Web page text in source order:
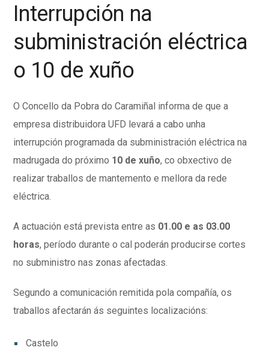
Interrupción na
subministración eléctrica
o 10 de xuño
O Concello da Pobra do Caramiñal informa de que a
empresa distribuidora UFD levará a cabo unha
interrupción programada da subministración eléctrica na
madrugada do próximo 10 de xuño, co obxectivo de
realizar traballos de mantemento e mellora da rede
eléctrica.
A actuación está prevista entre as 01.00 e as 03.00
horas, período durante o cal poderán producirse cortes
no subministro nas zonas afectadas.
Segundo a comunicación remitida pola compañía, os
traballos afectarán ás seguintes localizacións:
Castelo